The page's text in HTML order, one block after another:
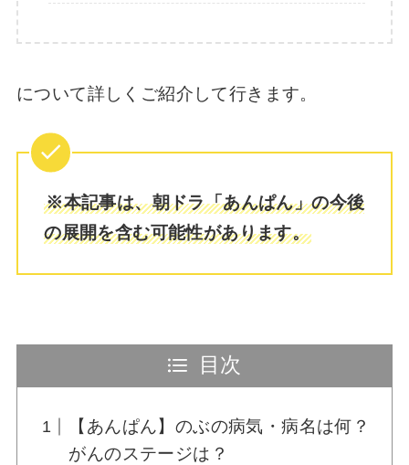
やさしいライオンのあらすじと結末！最後ど
やなせたかし「えくぼの歌」の全文は？泣き
たい時私我慢するの【あんぱんメイコの詩】
【やなせたかし】ぼくのまんが詩集はどんな
について詳しくご紹介して行きます。
※本記事は、朝ドラ「あんぱん」の今後
の展開を含む可能性があります。
目次
【あんぱん】のぶの病気・病名は何？
がんのステージは？